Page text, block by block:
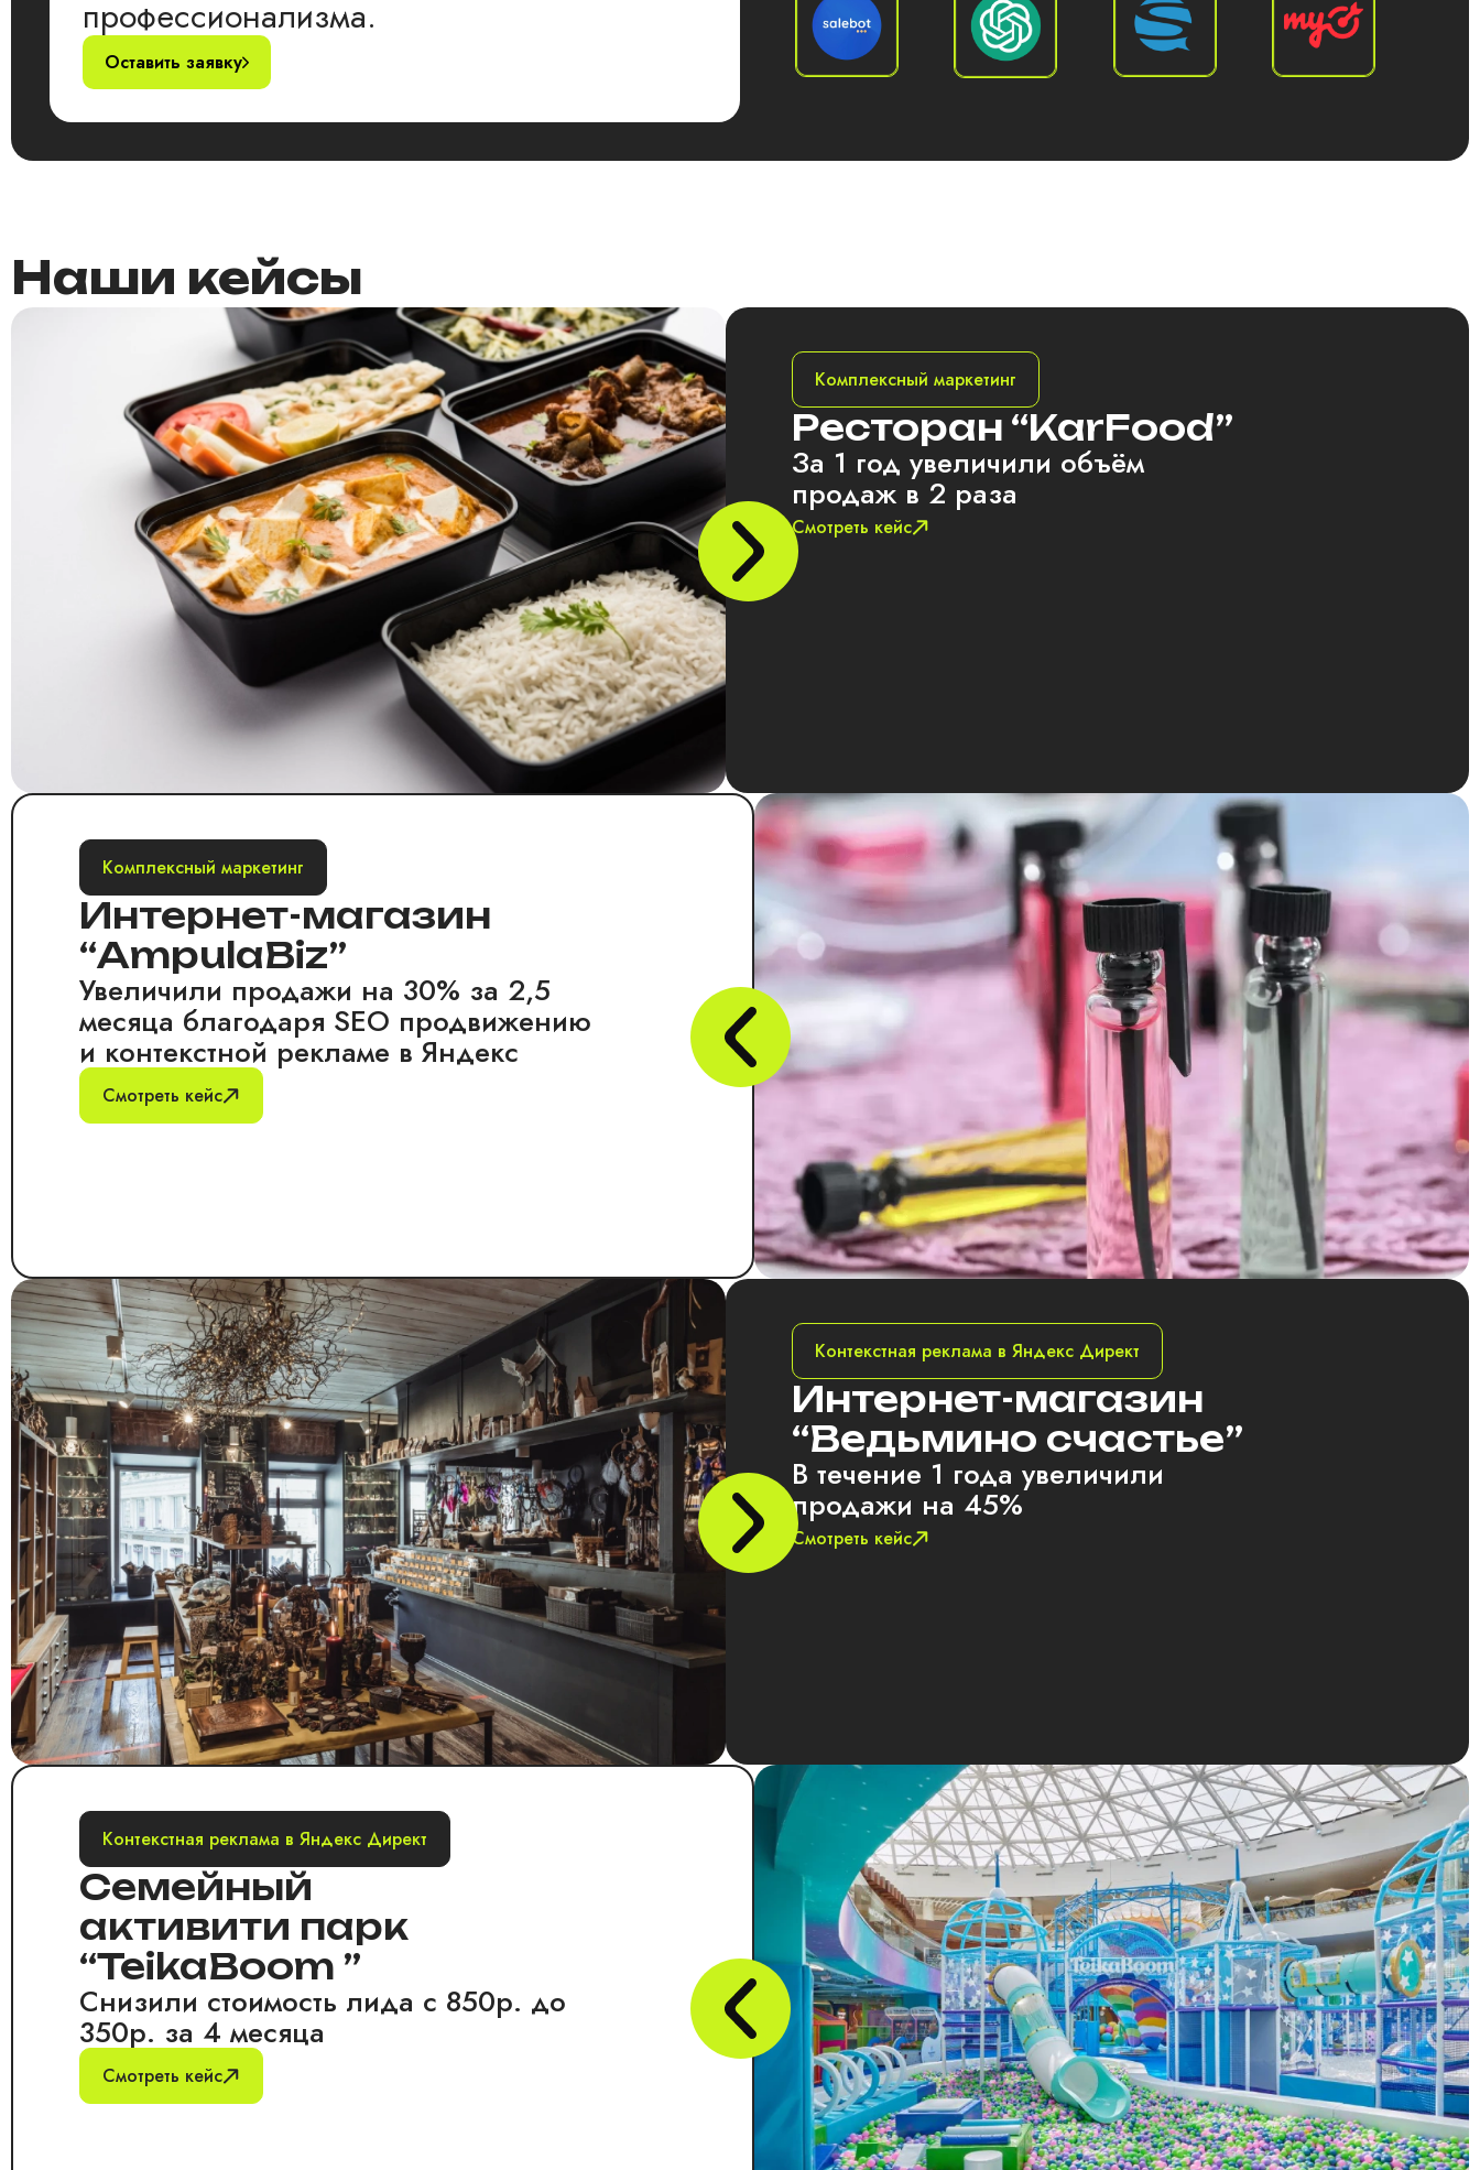
профессионализма.
Оставить заявку
Наши кейсы
Комплексный маркетинг
Ресторан “KarFood”
За 1 год увеличили объём
продаж в 2 раза
Смотреть кейс
Комплексный маркетинг
Интернет-магазин
“AmpulaBiz”
Увеличили продажи на 30% за 2,5
месяца благодаря SEO продвижению
и контекстной рекламе в Яндекс
Смотреть кейс
Контекстная реклама в Яндекс Директ
Интернет-магазин
“Ведьмино счастье”
В течение 1 года увеличили
продажи на 45%
Смотреть кейс
Контекстная реклама в Яндекс Директ
Семейный
активити парк
“TeikaBoom ”
Снизили стоимость лида с 850р. до
350р. за 4 месяца
Смотреть кейс